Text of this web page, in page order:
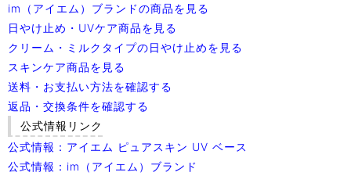
im（アイエム）ブランドの商品を見る
日やけ止め・UVケア商品を見る
クリーム・ミルクタイプの日やけ止めを見る
スキンケア商品を見る
送料・お支払い方法を確認する
返品・交換条件を確認する
公式情報リンク
公式情報：アイエム ピュアスキン UV ベース
公式情報：im（アイエム）ブランド